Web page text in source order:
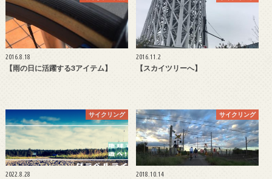
2016.8.18
【雨の日に活躍する3アイテム】
2016.11.2
【スカイツリーへ】
サイクリング
2022.8.28
サイクリング
2018.10.14